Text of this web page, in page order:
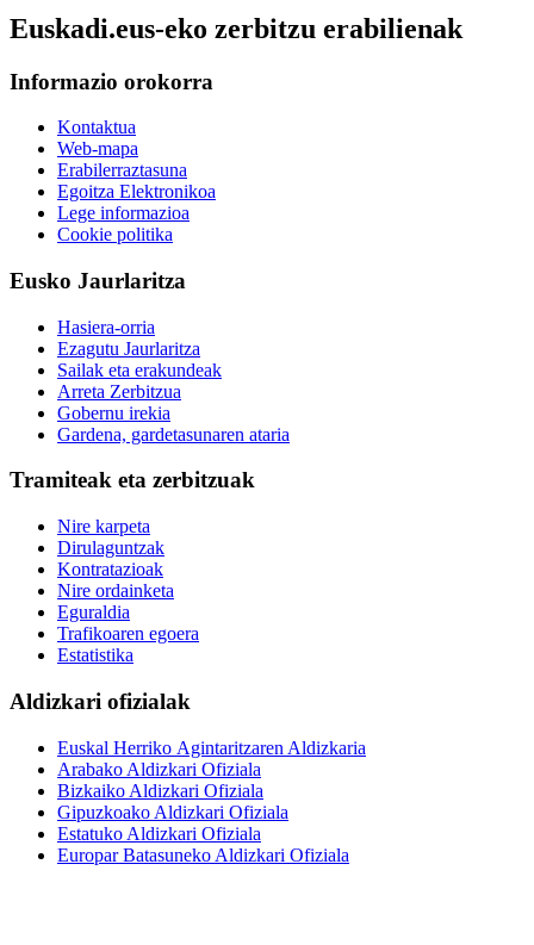
Euskadi.eus-eko zerbitzu erabilienak
Informazio orokorra
Kontaktua
Web-mapa
Erabilerraztasuna
Egoitza Elektronikoa
Lege informazioa
Cookie politika
Eusko Jaurlaritza
Hasiera-orria
Ezagutu Jaurlaritza
Sailak eta erakundeak
Arreta Zerbitzua
Gobernu irekia
Gardena, gardetasunaren ataria
Tramiteak eta zerbitzuak
Nire karpeta
Dirulaguntzak
Kontratazioak
Nire ordainketa
Eguraldia
Trafikoaren egoera
Estatistika
Aldizkari ofizialak
Euskal Herriko Agintaritzaren Aldizkaria
Arabako Aldizkari Ofiziala
Bizkaiko Aldizkari Ofiziala
Gipuzkoako Aldizkari Ofiziala
Estatuko Aldizkari Ofiziala
Europar Batasuneko Aldizkari Ofiziala